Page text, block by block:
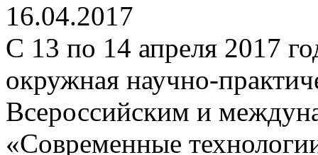
16.04.2017
С 13 по 14 апреля 2017
окружная научно-
Всероссийским и
«Современные